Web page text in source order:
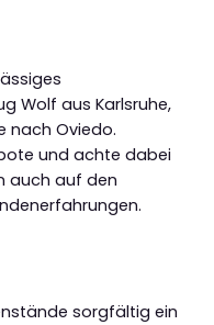
Wolf aus Karlsruhe,
nach Oviedo.
und achte dabei
auch auf den
sorgfältig ein